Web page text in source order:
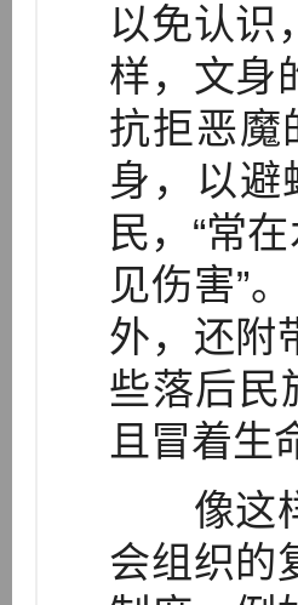
以免认识
样，文身
抗拒恶魔
身，以避
民，“常
见伤害”
外，还附
些落后民
且冒着生
像这样
会组织的